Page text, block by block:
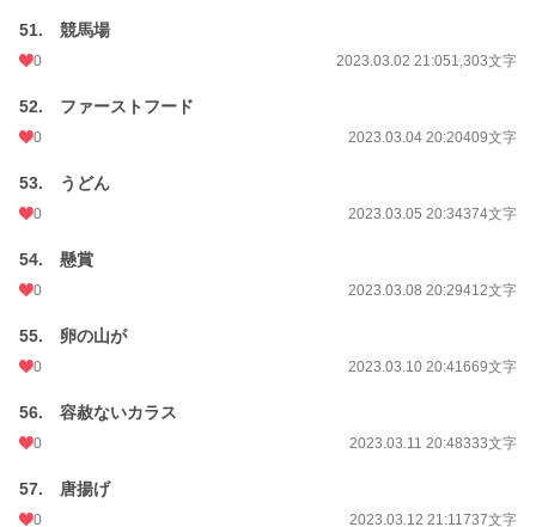
51. 競馬場
0 2023.03.02 21:051,303文字
52. ファーストフード
0 2023.03.04 20:20409文字
53. うどん
0 2023.03.05 20:34374文字
54. 懸賞
0 2023.03.08 20:29412文字
55. 卵の山が
0 2023.03.10 20:41669文字
56. 容赦ないカラス
0 2023.03.11 20:48333文字
57. 唐揚げ
0 2023.03.12 21:11737文字